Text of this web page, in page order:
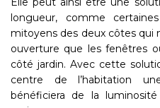
longueur, comme
mitoyens des deux côtes qui
ouverture que les fenêtres
côté jardin. Avec cette
centre de l’habitation
bénéficiera de la